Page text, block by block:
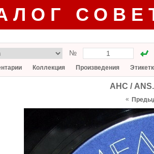
№
Коллекция Произведения
АНС /
«